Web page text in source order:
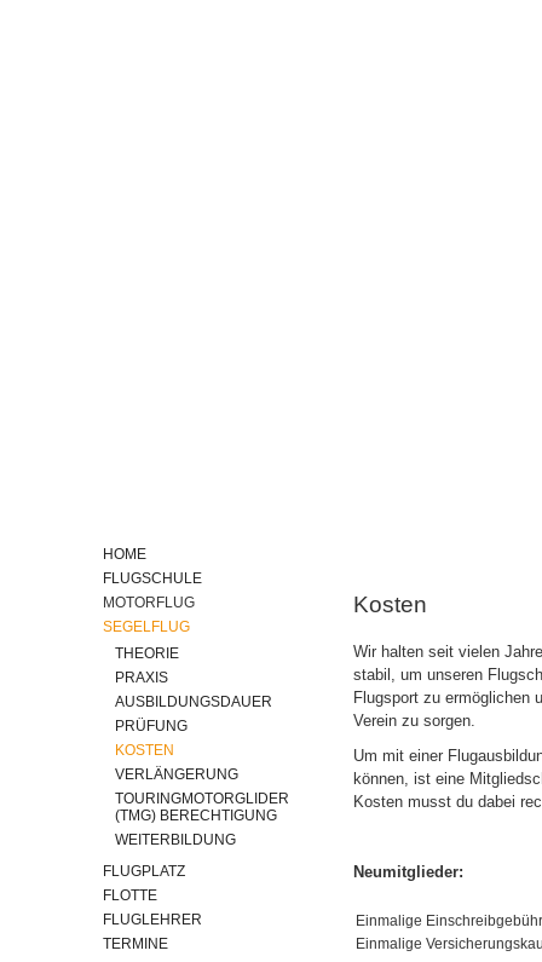
HOME
FLUGSCHULE
MOTORFLUG
SEGELFLUG
THEORIE
PRAXIS
AUSBILDUNGSDAUER
PRÜFUNG
KOSTEN
VERLÄNGERUNG
TOURINGMOTORGLIDER
(TMG) BERECHTIGUNG
WEITERBILDUNG
FLUGPLATZ
FLOTTE
FLUGLEHRER
TERMINE
Kosten
Wir halten seit vielen
stabil, um unseren
Flugsport zu ermöglichen
Verein zu sorgen.
Um mit einer
können, ist eine
Kosten musst du dabei
Neumitglieder:
Einmalige
Einmalige